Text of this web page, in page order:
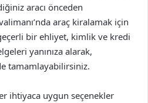
aracı önceden
araç kiralamak için
bir ehliyet, kimlik ve kredi
yanınıza alarak,
tamamlayabilirsiniz.
ihtiyaca uygun seçenekler